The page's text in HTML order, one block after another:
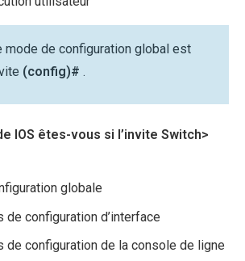
mode de configuration global est
(config)# .
IOS êtes-vous si l’invite Switch>
globale
de configuration d’interface
de configuration de la console de ligne